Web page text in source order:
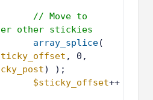
// Move to
other stickies
array_splice
) );
$sticky_offset++